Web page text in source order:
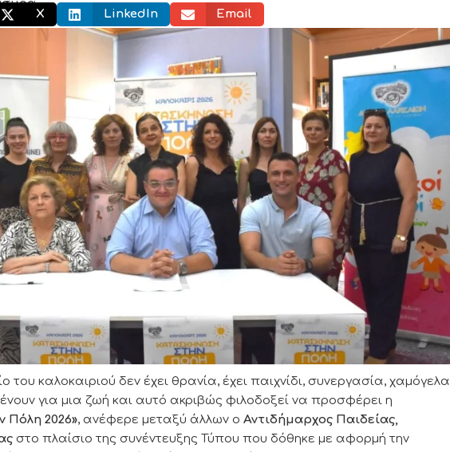
X LinkedIn Email
του καλοκαιριού δεν έχει θρανία, έχει παιχνίδι, συνεργασία, χαμόγελα
για μια ζωή και αυτό ακριβώς φιλοδοξεί να προσφέρει η
Πόλη 2026», ανέφερε μεταξύ άλλων ο Αντιδήμαρχος Παιδείας,
στο πλαίσιο της συνέντευξης Τύπου που δόθηκε με αφορμή την